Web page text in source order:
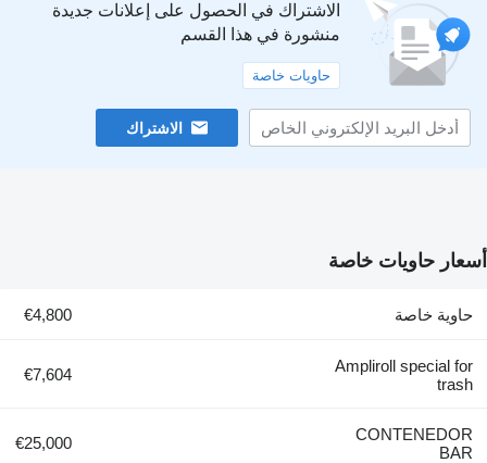
الاشتراك في الحصول على إعلانات جديدة
منشورة في هذا القسم
حاويات خاصة
الاشتراك
أسعار حاويات خاصة
حاوية خاصة €4,800
Ampliroll special for
trash
€7,604
CONTENEDOR
BAR
€25,000